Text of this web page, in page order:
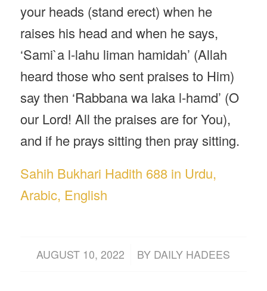
your heads (stand erect) when he
raises his head and when he says,
‘Sami`a l-lahu liman hamidah’ (Allah
heard those who sent praises to Him)
say then ‘Rabbana wa laka l-hamd’ (O
our Lord! All the praises are for You),
and if he prays sitting then pray sitting.
Sahih Bukhari Hadith 688 in Urdu,
Arabic, English
AUGUST 10, 2022
/ BY DAILY HADEES